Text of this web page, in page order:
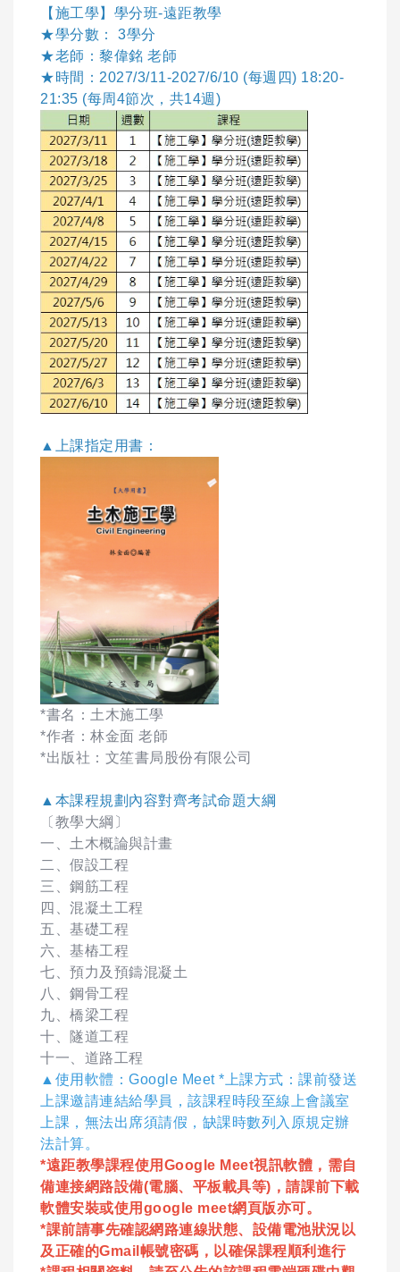
【施工學】學分班-遠距教學
★學分數： 3學分
★老師：黎偉銘 老師
★時間：2027/3/11-2027/6/10 (每週四) 18:20-
21:35 (每周4節次，共14週)
▲上課指定用書：
*書名：土木施工學
*作者：林金面 老師
*出版社：文笙書局股份有限公司
▲本課程規劃內容對齊考試命題大綱
〔教學大綱〕
一、土木概論與計畫
二、假設工程
三、鋼筋工程
四、混凝土工程
五、基礎工程
六、基樁工程
七、預力及預鑄混凝土
八、鋼骨工程
九、橋梁工程
十、隧道工程
十一、道路工程
▲使用軟體：Google Meet *上課方式：課前發送
上課邀請連結給學員，該課程時段至線上會議室
上課，無法出席須請假，缺課時數列入原規定辦
法計算。
*遠距教學課程使用Google Meet視訊軟體，需自
備連接網路設備(電腦、平板載具等)，請課前下載
軟體安裝或使用google meet網頁版亦可。
*課前請事先確認網路連線狀態、設備電池狀況以
及正確的Gmail帳號密碼，以確保課程順利進行